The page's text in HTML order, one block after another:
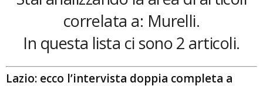
correlata a: Murelli.
In questa lista ci sono 2 articoli.
Lazio: ecco l’intervista doppia completa a